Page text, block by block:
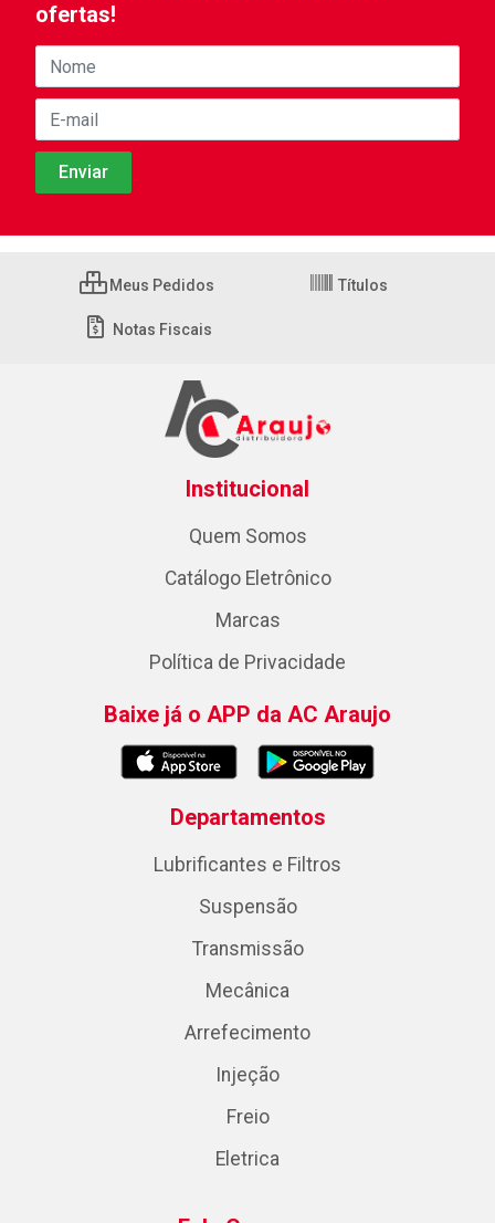
ofertas!
Meus Pedidos Títulos
Notas Fiscais
Institucional
Quem Somos
Catálogo Eletrônico
Marcas
Política de Privacidade
Baixe já o APP da AC Araujo
Departamentos
Lubrificantes e Filtros
Suspensão
Transmissão
Mecânica
Arrefecimento
Injeção
Freio
Eletrica